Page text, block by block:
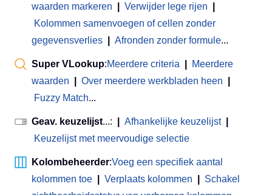
waarden markeren
Verwijder lege rijen
Kolommen samenvoegen of cellen zonder
gegevensverlies
Afronden zonder formule...
Super VLookup:Meerdere criteria
Meerdere
waarden
Over meerdere werkbladen heen
Fuzzy Match...
Geav. keuzelijst...: Afhankelijke keuzelijst
Keuzelijst met meervoudige selectie
Kolombeheerder:Voeg een specifiek aantal
kolommen toe
Verplaats kolommen
Schakel